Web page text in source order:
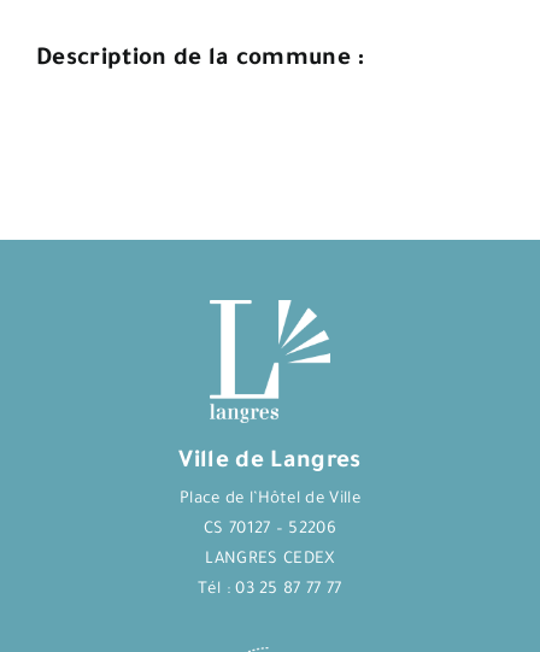
Description de la commune :
Ville de Langres
Place de l’Hôtel de Ville
CS 70127 – 52206
LANGRES CEDEX
Tél : 03 25 87 77 77